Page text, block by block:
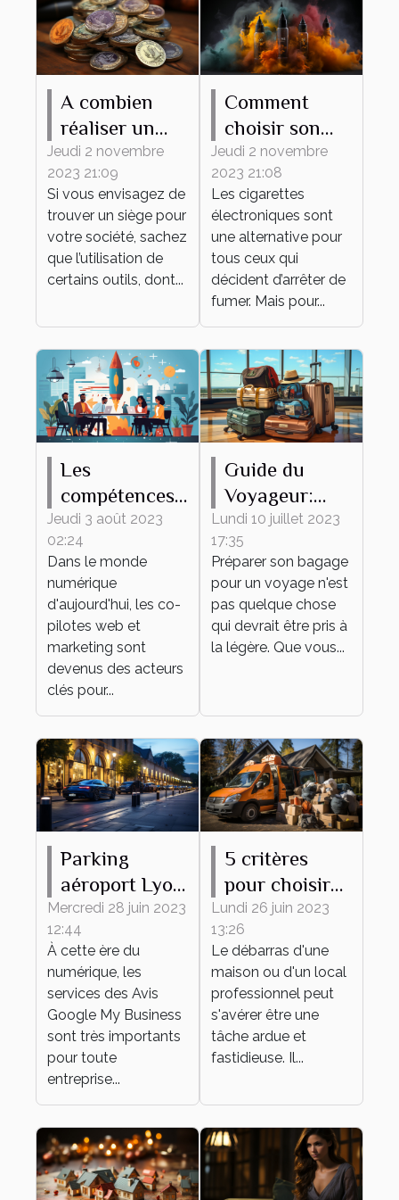
A combien
réaliser un
tampon d'une
société ?
Jeudi 2 novembre
2023 21:09
Si vous envisagez de
trouver un siège pour
votre société, sachez
que l’utilisation de
certains outils, dont...
Comment
choisir son
premier e-
liquide ?
Jeudi 2 novembre
2023 21:08
Les cigarettes
électroniques sont
une alternative pour
tous ceux qui
décident d’arrêter de
fumer. Mais pour...
Les
compétences
clés d'un bon
co-pilote web
et marketing
Jeudi 3 août 2023
02:24
Dans le monde
numérique
d'aujourd'hui, les co-
pilotes web et
marketing sont
devenus des acteurs
clés pour...
Guide du
Voyageur:
Comment
Préparer son
Bagage
Lundi 10 juillet 2023
17:35
Préparer son bagage
pour un voyage n'est
pas quelque chose
qui devrait être pris à
la légère. Que vous...
Parking
aéroport Lyon
: comment
accroître sa
réputation
grâce aux
témoignages
des clients ?
Mercredi 28 juin 2023
12:44
À cette ère du
numérique, les
services des Avis
Google My Business
sont très importants
pour toute
entreprise...
5 critères
pour choisir
une entreprise
de débarras
Lundi 26 juin 2023
13:26
Le débarras d'une
maison ou d'un local
professionnel peut
s'avérer être une
tâche ardue et
fastidieuse. Il...